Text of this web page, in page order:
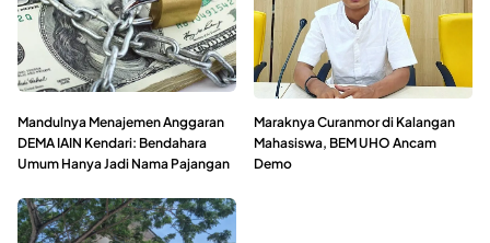
Mandulnya Menajemen Anggaran
DEMA IAIN Kendari: Bendahara
Umum Hanya Jadi Nama Pajangan
Maraknya Curanmor di Kalangan
Mahasiswa, BEM UHO Ancam
Demo